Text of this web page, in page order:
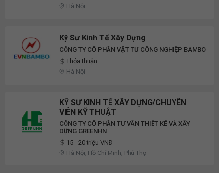
Hà Nội
Kỹ Sư Kinh Tế Xây Dựng
CÔNG TY CỔ PHẦN VẬT TƯ CÔNG NGHIỆP BAMBO
Thỏa thuận
Hà Nội
KỸ SƯ KINH TẾ XÂY DỰNG/CHUYÊN
VIÊN KỸ THUẬT
CÔNG TY CỔ PHẦN TƯ VẤN THIẾT KẾ VÀ XÂY
DỰNG GREENHN
15 - 20 triệu VNĐ
Hà Nội, Hồ Chí Minh, Phú Thọ